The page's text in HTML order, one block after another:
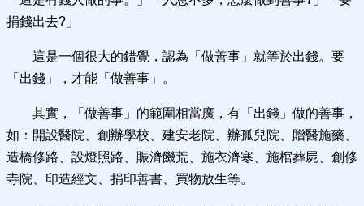
捐錢出去?」
這是一個很大的錯覺，認為「做善事」就等於出錢。要
「出錢」，才能「做善事」。
其實，「做善事」的範圍相當廣，有「出錢」做的善事，
如：開設醫院、創辦學校、建安老院、辦孤兒院、贈醫施藥、
造橋修路、設燈照路、賑濟饑荒、施衣濟寒、施棺葬屍、創修
寺院、印造經文、捐印善書、買物放生等。